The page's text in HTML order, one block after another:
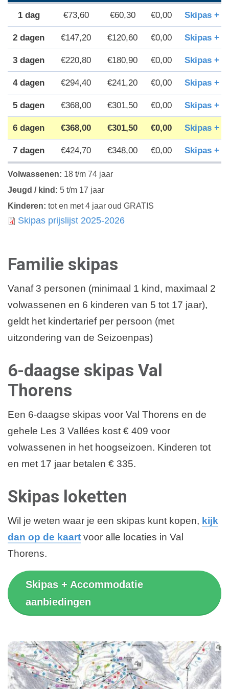
i
n
a
€73,60 €60,30 €0,00 Skipas +
2 dagen €147,20 €120,60 €0,00 Skipas +
3 dagen €220,80 €180,90 €0,00 Skipas +
4 dagen €294,40 €241,20 €0,00 Skipas +
5 dagen €368,00 €301,50 €0,00 Skipas +
6 dagen €368,00 €301,50 €0,00 Skipas +
7 dagen €424,70 €348,00 €0,00 Skipas +
Volwassenen: 18 t/m 74 jaar
Jeugd / kind: 5 t/m 17 jaar
Kinderen: tot en met 4 jaar oud GRATIS
Skipas prijslijst 2025-2026
Familie skipas
Vanaf 3 personen (minimaal 1 kind, maximaal 2
volwassenen en 6 kinderen van 5 tot 17 jaar),
geldt het kindertarief per persoon (met
uitzondering van de Seizoenpas)
6-daagse skipas Val
Thorens
Een 6-daagse skipas voor Val Thorens en de
gehele Les 3 Vallées kost € 409 voor
volwassenen in het hoogseizoen. Kinderen tot
en met 17 jaar betalen € 335.
Skipas loketten
Wil je weten waar je een skipas kunt kopen, kijk
dan op de kaart voor alle locaties in Val
Thorens.
Skipas + Accommodatie
aanbiedingen